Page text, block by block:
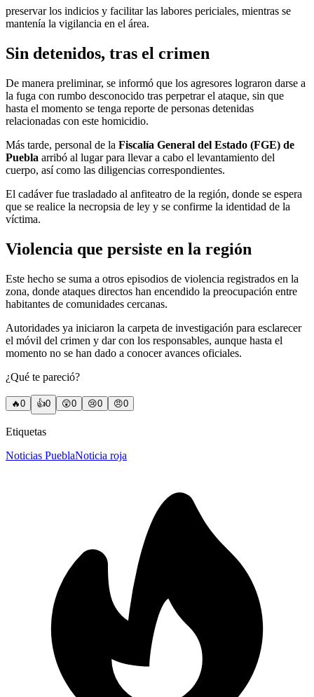
preservar los indicios y facilitar las labores periciales, mientras se
mantenía la vigilancia en el área.
Sin detenidos, tras el crimen
De manera preliminar, se informó que los agresores lograron darse a
la fuga con rumbo desconocido tras perpetrar el ataque, sin que
hasta el momento se tenga reporte de personas detenidas
relacionadas con este homicidio.
Más tarde, personal de la Fiscalía General del Estado (FGE) de
Puebla arribó al lugar para llevar a cabo el levantamiento del
cuerpo, así como las diligencias correspondientes.
El cadáver fue trasladado al anfiteatro de la región, donde se espera
que se realice la necropsia de ley y se confirme la identidad de la
víctima.
Violencia que persiste en la región
Este hecho se suma a otros episodios de violencia registrados en la
zona, donde ataques directos han encendido la preocupación entre
habitantes de comunidades cercanas.
Autoridades ya iniciaron la carpeta de investigación para esclarecer
el móvil del crimen y dar con los responsables, aunque hasta el
momento no se han dado a conocer avances oficiales.
¿Qué te pareció?
🔥0 👍0 😲0 😢0 😠0
Etiquetas
Noticias PueblaNoticia roja